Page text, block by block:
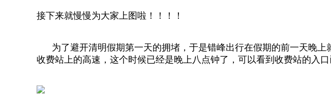
接下来就慢慢为大家上图啦！！！！
为了避开清明假期第一天的拥堵，于是错峰出行在假期的前一天晚上
收费站上的高速，这个时候已经是晚上八点钟了，可以看到收费站的入